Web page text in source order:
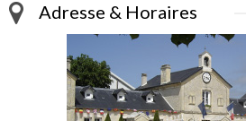
Adresse & Horaires